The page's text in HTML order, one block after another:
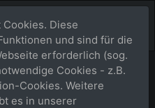
Diese
und sind für die
erforderlich (sog.
Cookies - z.B.
Cookies. Weitere
es in unserer